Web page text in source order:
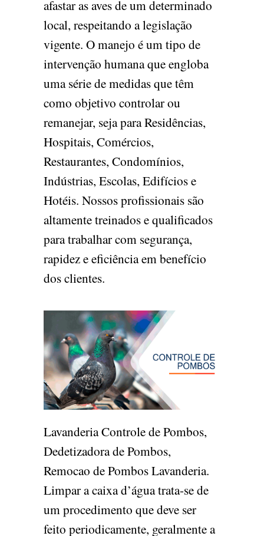
afastar as aves de um determinado
local, respeitando a legislação
vigente. O manejo é um tipo de
intervenção humana que engloba
uma série de medidas que têm
como objetivo controlar ou
remanejar, seja para Residências,
Hospitais, Comércios,
Restaurantes, Condomínios,
Indústrias, Escolas, Edifícios e
Hotéis. Nossos profissionais são
altamente treinados e qualificados
para trabalhar com segurança,
rapidez e eficiência em benefício
dos clientes.
Lavanderia Controle de Pombos,
Dedetizadora de Pombos,
Remocao de Pombos Lavanderia.
Limpar a caixa d’água trata-se de
um procedimento que deve ser
feito periodicamente, geralmente a